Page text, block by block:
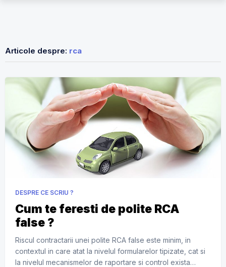
Articole despre: rca
DESPRE CE SCRIU ?
Cum te feresti de polite RCA
false ?
Riscul contractarii unei polite RCA false este minim, in
contextul in care atat la nivelul formularelor tipizate, cat si
la nivelul mecanismelor de raportare si control exista